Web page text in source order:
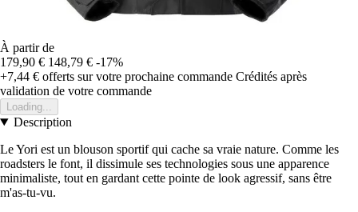
À partir de
179,90 € 148,79 € -17%
+7,44 € offerts sur votre prochaine commande Crédités après
validation de votre commande
Loading...
Description
Le Yori est un blouson sportif qui cache sa vraie nature. Comme les
roadsters le font, il dissimule ses technologies sous une apparence
minimaliste, tout en gardant cette pointe de look agressif, sans être
m'as-tu-vu.